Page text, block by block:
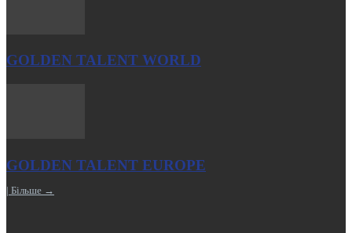
GOLDEN TALENT WORLD
GOLDEN TALENT EUROPE
| Більше →